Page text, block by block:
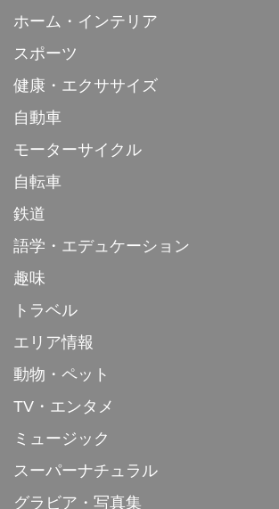
ホーム・インテリア
スポーツ
健康・エクササイズ
自動車
モーターサイクル
自転車
鉄道
語学・エデュケーション
趣味
トラベル
エリア情報
動物・ペット
TV・エンタメ
ミュージック
スーパーナチュラル
グラビア・写真集